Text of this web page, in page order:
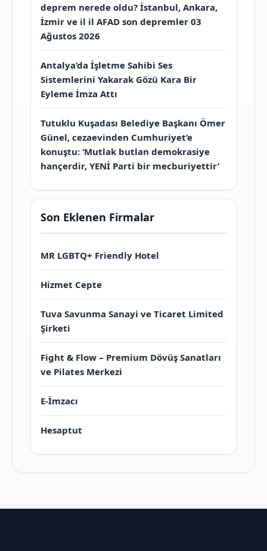
deprem nerede oldu? İstanbul, Ankara,
İzmir ve il il AFAD son depremler 03
Ağustos 2026
Antalya’da İşletme Sahibi Ses
Sistemlerini Yakarak Gözü Kara Bir
Eyleme İmza Attı
Tutuklu Kuşadası Belediye Başkanı Ömer
Günel, cezaevinden Cumhuriyet’e
konuştu: ‘Mutlak butlan demokrasiye
hançerdir, YENİ Parti bir mecburiyettir’
Son Eklenen Firmalar
MR LGBTQ+ Friendly Hotel
Hizmet Cepte
Tuva Savunma Sanayi ve Ticaret Limited
Şirketi
Fight & Flow – Premium Dövüş Sanatları
ve Pilates Merkezi
E-İmzacı
Hesaptut